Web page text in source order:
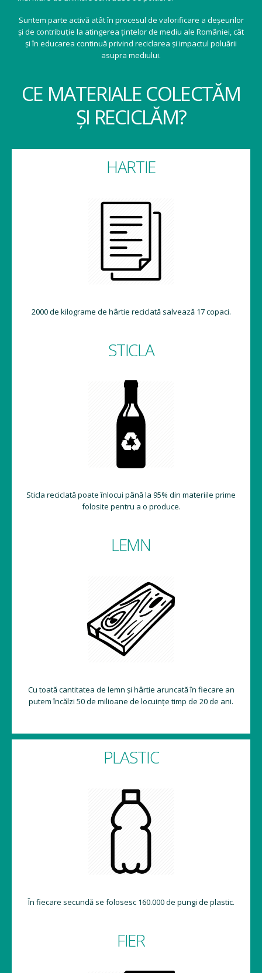
Suntem parte activă atât în procesul de valorificare a deșeurilor
și de contribuție la atingerea țintelor de mediu ale României, cât
și în educarea continuă privind reciclarea și impactul poluării
asupra mediului.
CE MATERIALE COLECTĂM
ȘI RECICLĂM?
HARTIE
2000 de kilograme de hârtie reciclată salvează 17 copaci.
STICLA
Sticla reciclată poate înlocui până la 95% din materiile prime
folosite pentru a o produce.
LEMN
Cu toată cantitatea de lemn și hârtie aruncată în fiecare an
putem încălzi 50 de milioane de locuințe timp de 20 de ani.
PLASTIC
În fiecare secundă se folosesc 160.000 de pungi de plastic.
FIER